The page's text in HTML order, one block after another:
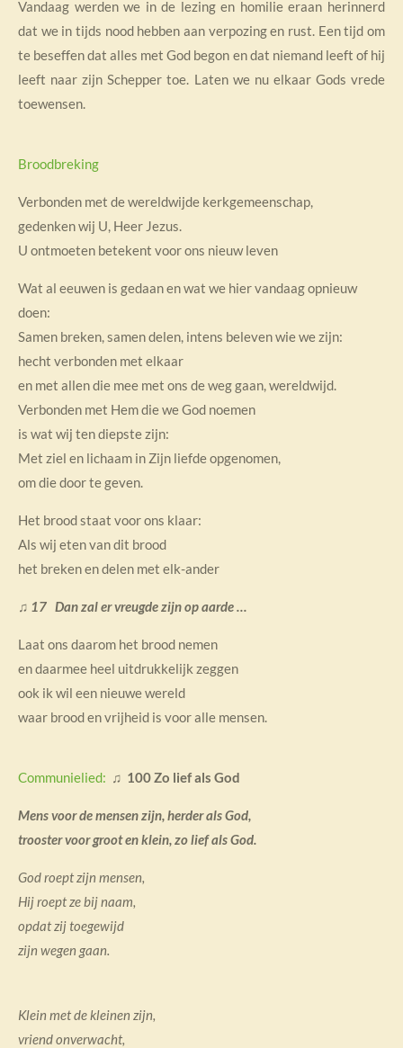
Vandaag werden we in de lezing en homilie eraan herinnerd
dat we in tijds nood hebben aan verpozing en rust. Een tijd om
te beseffen dat alles met God begon en dat niemand leeft of hij
leeft naar zijn Schepper toe. Laten we nu elkaar Gods vrede
toewensen.
Broodbreking
Verbonden met de wereldwijde kerkgemeenschap,
gedenken wij U, Heer Jezus.
U ontmoeten betekent voor ons nieuw leven
Wat al eeuwen is gedaan en wat we hier vandaag opnieuw
doen:
Samen breken, samen delen, intens beleven wie we zijn:
hecht verbonden met elkaar
en met allen die mee met ons de weg gaan, wereldwijd.
Verbonden met Hem die we God noemen
is wat wij ten diepste zijn:
Met ziel en lichaam in Zijn liefde opgenomen,
om die door te geven.
Het brood staat voor ons klaar:
Als wij eten van dit brood
het breken en delen met elk-ander
♫ 17 Dan zal er vreugde zijn op aarde …
Laat ons daarom het brood nemen
en daarmee heel uitdrukkelijk zeggen
ook ik wil een nieuwe wereld
waar brood en vrijheid is voor alle mensen.
Communielied: ♫ 100 Zo lief als God
Mens voor de mensen zijn, herder als God,
trooster voor groot en klein, zo lief als God.
God roept zijn mensen,
Hij roept ze bij naam,
opdat zij toegewijd
zijn wegen gaan.
Klein met de kleinen zijn,
vriend onverwacht,